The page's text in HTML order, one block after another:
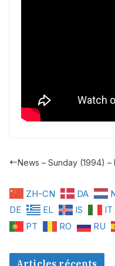
News – Sunday (1994) –
ZH-CN DA
DE
EL IS IT
PT
RO RU